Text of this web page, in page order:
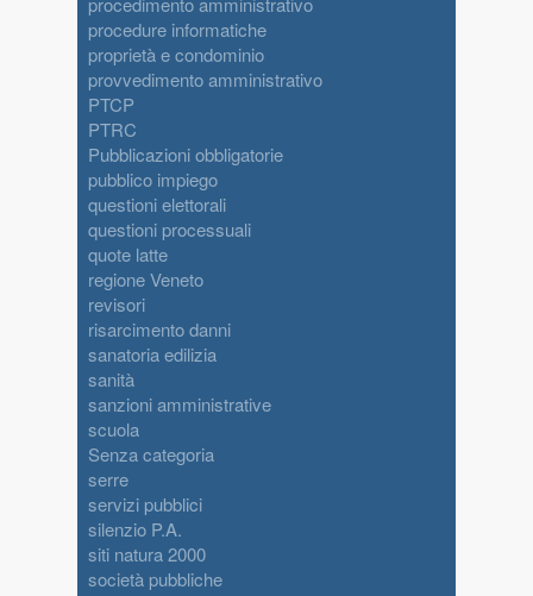
procedure informatiche
proprietà e condominio
provvedimento amministrativo
PTCP
PTRC
Pubblicazioni obbligatorie
pubblico impiego
questioni elettorali
questioni processuali
quote latte
regione Veneto
revisori
risarcimento danni
sanatoria edilizia
sanità
sanzioni amministrative
scuola
Senza categoria
serre
servizi pubblici
silenzio P.A.
siti natura 2000
società pubbliche